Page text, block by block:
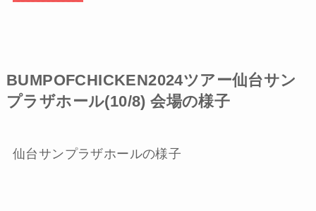
BUMPOFCHICKEN2024ツアー仙台サン
プラザホール(10/8) 会場の様子
仙台サンプラザホールの様子